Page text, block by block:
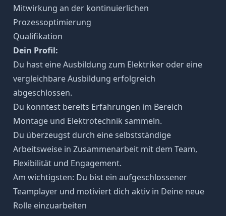
Mitwirkung an der kontinuierlichen
Prozessoptimierung
Qualifikation
Dein Profil:
Du hast eine Ausbildung zum Elektriker oder eine
vergleichbare Ausbildung erfolgreich
abgeschlossen.
Du konntest bereits Erfahrungen im Bereich
Montage und Elektrotechnik sammeln.
Du überzeugst durch eine selbstständige
Arbeitsweise in Zusammenarbeit mit dem Team,
Flexibilität und Engagement.
Am wichtigsten: Du bist ein aufgeschlossener
Teamplayer und motiviert dich aktiv in Deine neue
Rolle einzuarbeiten